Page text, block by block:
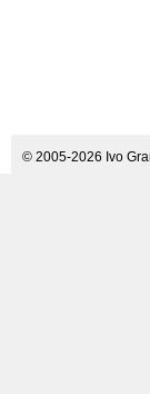
© 2005-2026 Ivo